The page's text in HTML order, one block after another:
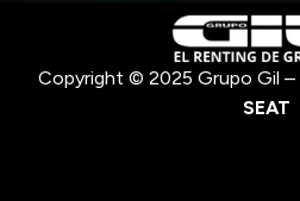
Copyright © 2025 Grupo Gil –
SEAT